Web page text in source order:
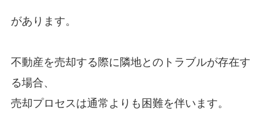
があります。
不動産を売却する際に隣地とのトラブルが存在す
る場合、
売却プロセスは通常よりも困難を伴います。